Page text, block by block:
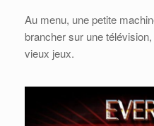
Au menu, une petite
brancher sur une
vieux jeux.